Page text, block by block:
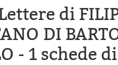
di
DI
- 1 schede